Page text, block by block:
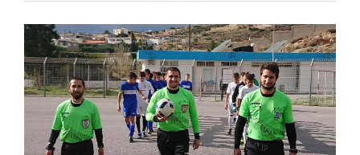
Προβολή
μεγαλύτερης
εικόνας